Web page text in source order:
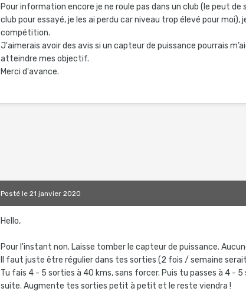
Pour information encore je ne roule pas dans un club (le peut
club pour essayé, je les ai perdu car niveau trop élevé pour moi),
compétition.
J'aimerais avoir des avis si un capteur de puissance pourrais
atteindre mes objectif.
Merci d'avance.
Postéle 21 janvier 2020
Hello,
Pour l'instant non. Laisse tomber le capteur de puissance.
Il faut juste être régulier dans tes sorties (2 fois / semaine
Tu fais 4 - 5 sorties à 40 kms, sans forcer. Puis tu passes à 4 -
suite. Augmente tes sorties petit à petit et le reste viendra !